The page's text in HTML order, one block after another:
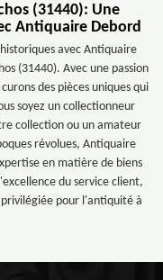
(31440): Une
Antiquaire Debord
avec Antiquaire
(31440). Avec une passion
des pièces uniques qui
soyez un collectionneur
collection ou un amateur
révolues, Antiquaire
en matière de biens
du service client,
pour l'antiquité à